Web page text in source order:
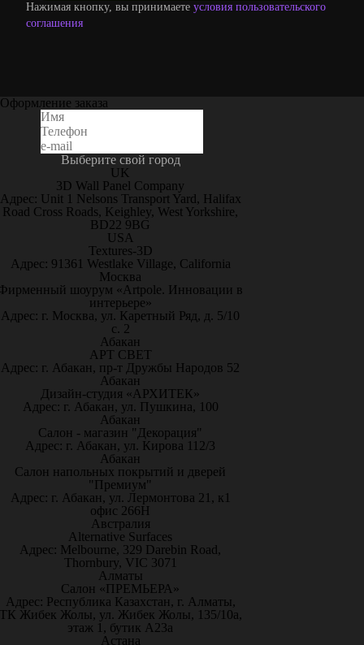
Нажимая кнопку, вы принимаете условия пользовательского
соглашения
Оформление заказа
Выберите свой город
UK
3D Wall Panel Company
Адрес: Unit 1 Nelsons Transport Yard, Halifax
Road Cross Roads, Keighley, West Yorkshire,
BD22 9BG
USA
Textures-3D
Адрес: 91361 Westlake Village, California
Москва
шоурум «Artpole. Инновации в
интерьере»
Адрес: г. Москва, ул. Каретный Ряд, д. 5/10
с. 2
Абакан
АРТ СВЕТ
Адрес: г. Абакан, пр-т Дружбы Народов 52
Абакан
Дизайн-студия «АРХИТЕК»
Адрес: г. Абакан, ул. Пушкина, 100
Абакан
Салон - магазин "Декорация"
Адрес: г. Абакан, ул. Кирова 112/3
Абакан
Салон напольных покрытий и дверей
"Премиум"
Адрес: г. Абакан, ул. Лермонтова 21, к1
офис 266Н
Австралия
Alternative Surfaces
Адрес: Melbourne, 329 Darebin Road,
Thornbury, VIC 3071
Алматы
Салон «ПРЕМЬЕРА»
Адрес: Республика Казахстан, г. Алматы,
Жибек Жолы, ул. Жибек Жолы, 135/10а,
этаж 1, бутик А23а
Астана